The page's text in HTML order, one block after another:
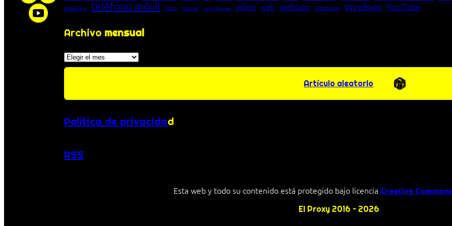
streaming teléfono móvil truco tutorial Unión Europea vídeo web webapp WhatsApp Windows YouTube
Archivo mensual
Archivos
Artículo aleatorio
Política de privacidad
RSS
Esta web y todo su contenido está protegido bajo licencia Creative
El Proxy 2016 – 2026